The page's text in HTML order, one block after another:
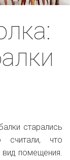
старались
считали, что
вид помещения.